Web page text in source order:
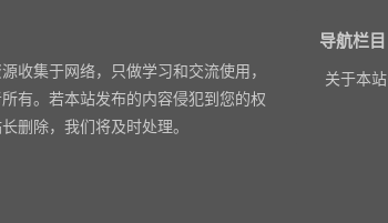
收集于网络，只做学习和交流使用，
有。若本站发布的内容侵犯到您的权
删除，我们将及时处理。
导航栏目
关于本站